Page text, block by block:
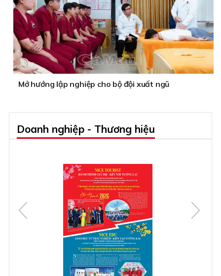
Mở hướng lập nghiệp cho bộ đội xuất ngũ
Doanh nghiệp - Thương hiệu